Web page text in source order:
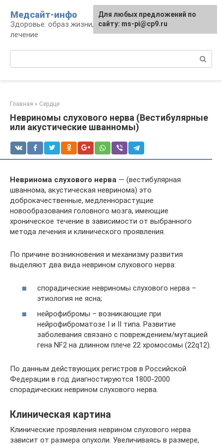
контенту
Медсайт-инфо
Здоровье: образ жизни, профилактика и
лечение
Главная » Сердце
Невриномы слухового нерва (Вестибулярные
или акустические шванномы)
Невринома слухового нерва — (вестибулярная
шваннома, акустическая невринома) это
доброкачественные, медленнорастущие
новообразования головного мозга, имеющие
хроническое течение в зависимости от выбранного
метода лечения и клинического проявления.
По причине возникновения и механизму развития
выделяют два вида неврином слухового нерва:
спорадические невриномы слухового нерва –
этиология не ясна;
нейрофибромы – возникающие при
нейрофиброматозе I и II типа. Развитие
заболевания связано с повреждением/мутацией
гена NF2 на длинном плече 22 хромосомы (22q12).
По данным действующих регистров в Российской
Федерации в год диагностируются 1800-2000
спорадических неврином слухового нерва.
Клиническая картина
Клинические проявления неврином слухового нерва
зависит от размера опухоли. Увеличиваясь в размере,
Для любых предложений по
сайту: ms-pi@cp9.ru